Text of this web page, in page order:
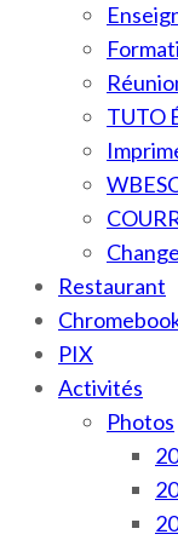
TUTO
Restaurant
PIX
Activités
Photos